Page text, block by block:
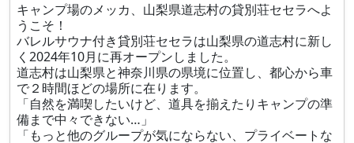
キャンプ場のメッカ、山梨県道志村の貸別荘セセラへよ
うこそ！
バレルサウナ付き貸別荘セセラは山梨県の道志村に新し
く2024年10月に再オープンしました。
道志村は山梨県と神奈川県の県境に位置し、都心から車
で２時間ほどの場所に在ります。
「自然を満喫したいけど、道具を揃えたりキャンプの準
備まで中々できない…」
「もっと他のグループが気にならない、プライベートな